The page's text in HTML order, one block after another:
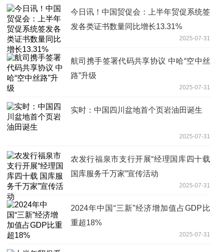
今日讯！中国贸促会：上半年贸促系统签
发各类证书数量同比增长13.31%
2025-07-31
航司携手签署代码共享协议 中哈“空中丝
路”升级
2025-07-31
实时：中国四川盆地首个页岩油田诞生
2025-07-31
农发行福泉市支行开展“经理国库四十载
国库服务千万家”宣传活动
2025-07-31
2024年中国“三新”经济增加值占GDP比
重超18%
2025-07-31